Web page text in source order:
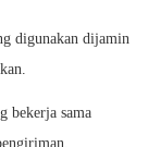
digunakan dijamin
bekerja sama